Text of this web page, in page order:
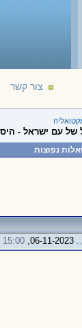
צור קשר
עם ישראל -
נפוצות
15:00